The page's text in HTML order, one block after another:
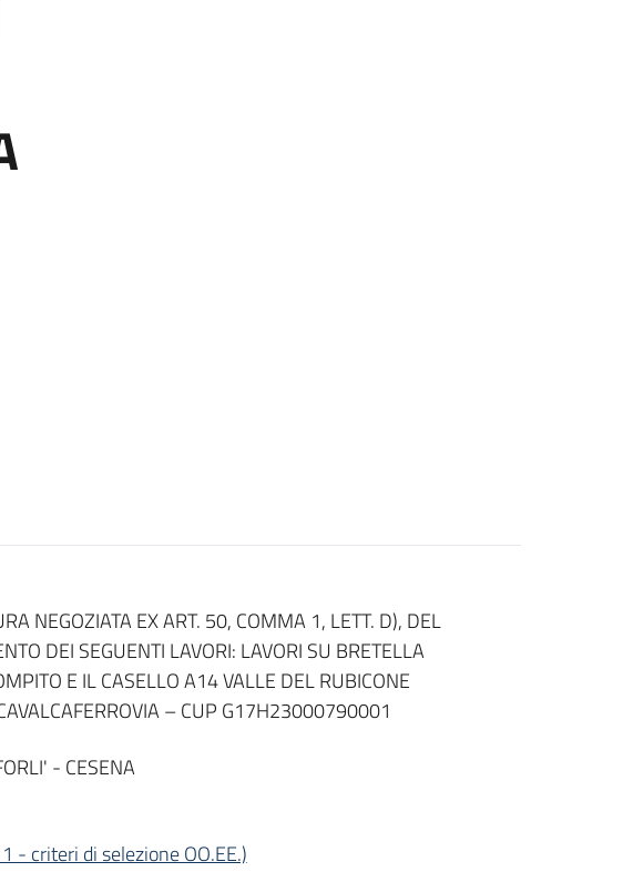
NEGOZIATA EX ART. 50, COMMA 1, LETT. D), DEL
DEI SEGUENTI LAVORI: LAVORI SU BRETELLA
E IL CASELLO A14 VALLE DEL RUBICONE
– CUP G17H23000790001
- CESENA
- criteri di selezione OO.EE.)